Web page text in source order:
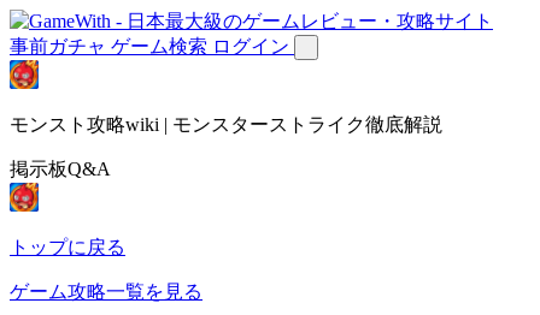
事前ガチャ ゲーム検索 ログイン
モンスト攻略wiki | モンスターストライク徹底解説
掲示板Q&A
トップに戻る
ゲーム攻略一覧を見る